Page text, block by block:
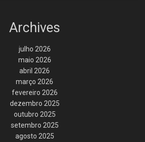
Archives
julho 2026
maio 2026
abril 2026
março 2026
fevereiro 2026
dezembro 2025
outubro 2025
setembro 2025
agosto 2025